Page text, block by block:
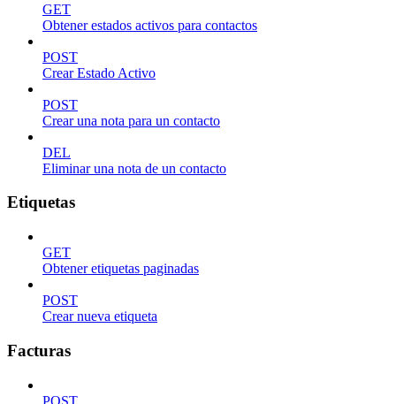
GET
Obtener estados activos para contactos
POST
Crear Estado Activo
POST
Crear una nota para un contacto
DEL
Eliminar una nota de un contacto
Etiquetas
GET
Obtener etiquetas paginadas
POST
Crear nueva etiqueta
Facturas
POST